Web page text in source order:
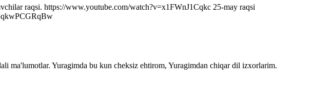
raqsi. https://www.youtube.com/watch?v=x1FWnJ1Cqkc 25-may raqsi
ma'lumotlar. Yuragimda bu kun cheksiz ehtirom, Yuragimdan chiqar dil izxorlarim.